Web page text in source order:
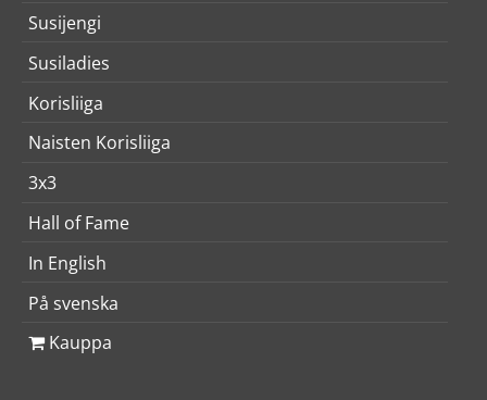
Susijengi
Susiladies
Korisliiga
Naisten Korisliiga
3x3
Hall of Fame
In English
På svenska
Kauppa